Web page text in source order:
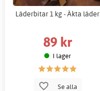
Läderbitar 1 kg - Äkta läder
89 kr
I lager
Se alla